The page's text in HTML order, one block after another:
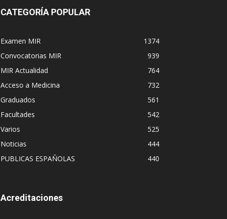
CATEGORÍA POPULAR
Examen MIR
1374
Convocatorias MIR
939
MIR Actualidad
764
Acceso a Medicina
732
Graduados
561
Facultades
542
Varios
525
Noticias
444
PUBLICAS ESPAÑOLAS
440
Acreditaciones